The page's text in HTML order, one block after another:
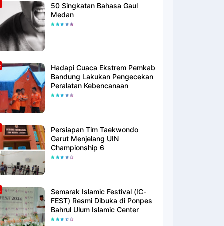
50 Singkatan Bahasa Gaul
Medan
Hadapi Cuaca Ekstrem Pemkab
Bandung Lakukan Pengecekan
Peralatan Kebencanaan
Persiapan Tim Taekwondo
Garut Menjelang UIN
Championship 6
Semarak Islamic Festival (IC-
FEST) Resmi Dibuka di Ponpes
Bahrul Ulum Islamic Center